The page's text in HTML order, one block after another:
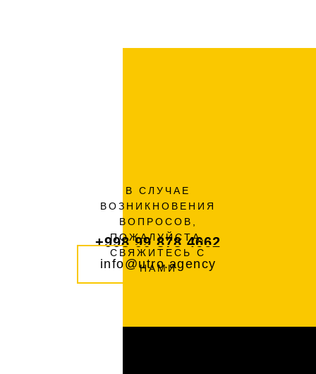
+998 99 878 4662
info@utro.agency
В СЛУЧАЕ
ВОЗНИКНОВЕНИЯ
ВОПРОСОВ,
ПОЖАЛУЙСТА,
СВЯЖИТЕСЬ С
НАМИ